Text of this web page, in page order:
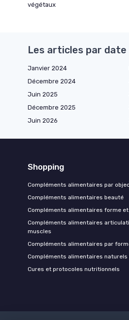
végétaux
Les articles par date
Janvier 2024
Décembre 2024
Juin 2025
Décembre 2025
Juin 2026
Shopping
Compléments alimentaires par
Compléments alimentaires beauté
Compléments alimentaires forme
Compléments alimentaires
muscles
Compléments alimentaires par
Compléments alimentaires naturels
Cures et protocoles nutritionnels